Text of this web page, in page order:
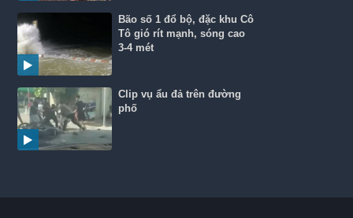
Bão số 1 đổ bộ, đặc khu Cô
Tô gió rít mạnh, sóng cao
3-4 mét
Clip vụ ẩu đả trên đường
phố